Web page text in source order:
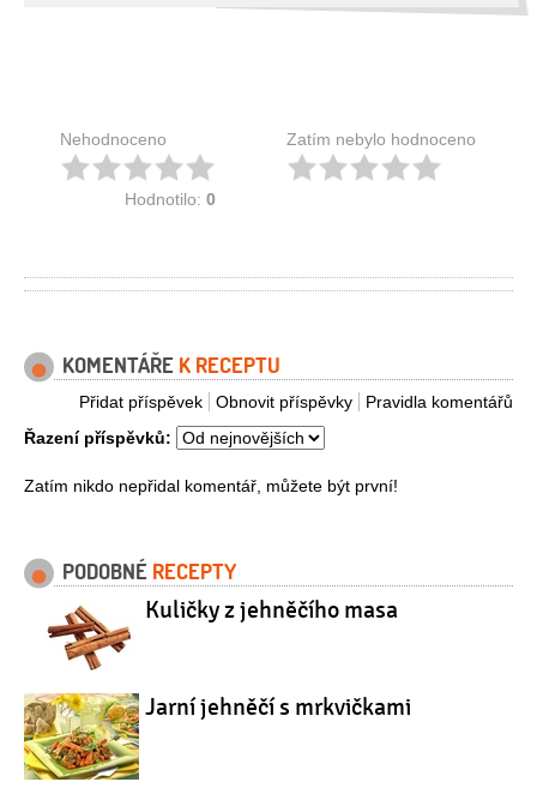
Nehodnoceno
Hodnotilo: 0
Zatím nebylo hodnoceno
KOMENTÁŘE K RECEPTU
Pravidla komentářů
Obnovit příspěvky
Přidat příspěvek
Řazení příspěvků:
Zatím nikdo nepřidal komentář, můžete být první!
PODOBNÉ RECEPTY
Kuličky z jehněčího masa
Jarní jehněčí s mrkvičkami